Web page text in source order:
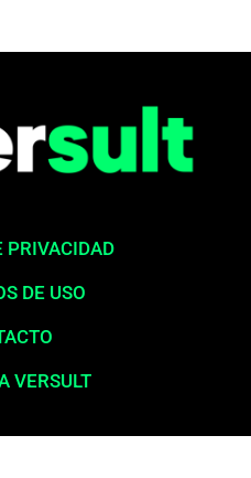
PRIVACIDAD
DE USO
VERSULT